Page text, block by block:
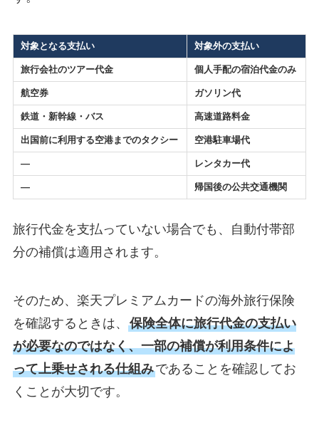
対象となる支払い 対象外の支払い
旅行会社のツアー代金 個人手配の宿泊代金のみ
航空券 ガソリン代
鉄道・新幹線・バス 高速道路料金
出国前に利用する空港までのタクシー 空港駐車場代
― レンタカー代
― 帰国後の公共交通機関
旅行代金を支払っていない場合でも、自動付帯部
分の補償は適用されます。
そのため、楽天プレミアムカードの海外旅行保険
を確認するときは、 保険全体に旅行代金の支払い
が必要なのではなく、一部の補償が利用条件によ
って上乗せされる仕組みであることを確認してお
くことが大切です。